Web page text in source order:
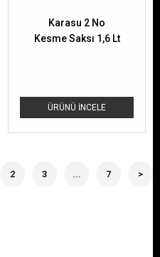
ÜRÜNÜ İNCELE
Karasu 2 No
Kesme Saksı 1,6 Lt
2 3 ... 7 >